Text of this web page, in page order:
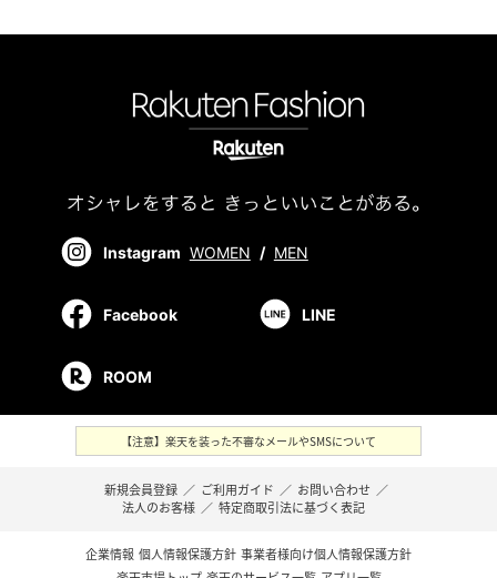
Instagram WOMEN / MEN
Facebook LINE
ROOM
【注意】楽天を装った不審なメールやSMSについて
新規会員登録 ／ ご利用ガイド ／ お問い合わせ ／
法人のお客様 ／ 特定商取引法に基づく表記
企業情報 個人情報保護方針 事業者様向け個人情報保護方針